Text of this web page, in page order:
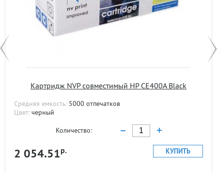
Картридж NVP совместимый HP CE400A Black
Средняя емкость: 5000 отпечатков
Цвет:черный
Количество:
2 054.51р. КУПИТЬ